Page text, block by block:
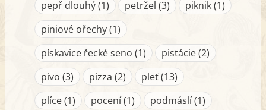
pepř dlouhý (1)
petržel (3)
piknik (1)
piniové ořechy (1)
pískavice řecké seno (1)
pistácie (2)
pivo (3)
pizza (2)
pleť (13)
plíce (1)
pocení (1)
podmáslí (1)